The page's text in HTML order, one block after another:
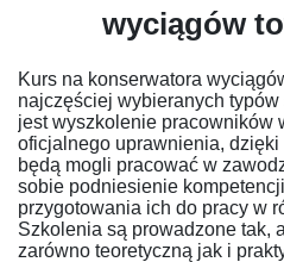
wyciągów
Kurs na konserwatora
najczęściej wybieranych
jest wyszkolenie pracowników
oficjalnego uprawnienia,
będą mogli pracować w
sobie podniesienie
przygotowania ich do pracy w
Szkolenia są prowadzone tak,
zarówno teoretyczną jak i